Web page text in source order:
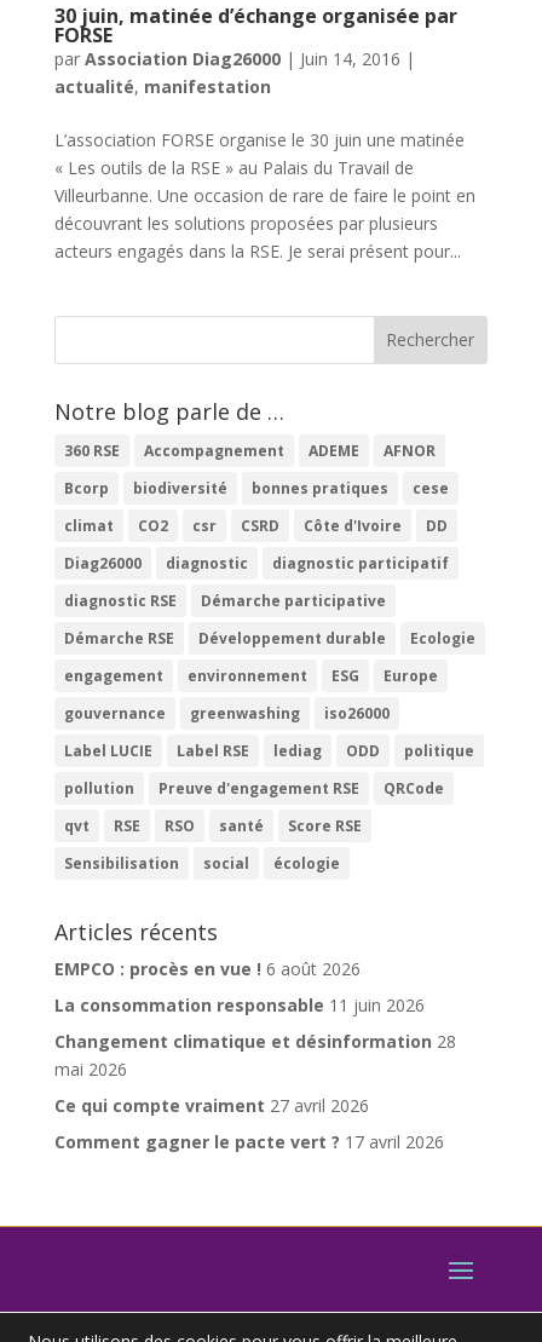
30 juin, matinée d’échange organisée par
FORSE
par Association Diag26000| Juin 14, 2016 |
actualité, manifestation
L’association FORSE organise le 30 juin une matinée
« Les outils de la RSE » au Palais du Travail de
Villeurbanne. Une occasion de rare de faire le point en
découvrant les solutions proposées par plusieurs
acteurs engagés dans la RSE. Je serai présent pour...
Notre blog parle de …
360 RSE Accompagnement ADEME
AFNOR
Bcorp
biodiversité bonnes pratiques
cese
climat
CO2 csr CSRD Côte d'Ivoire
DD
Diag26000
diagnostic
diagnostic participatif
diagnostic RSE
Démarche participative
Démarche RSE
Développement durable
Ecologie
engagement
environnement ESG
Europe
gouvernance
greenwashing
iso26000
Label LUCIE
Label RSE lediag ODD
politique
pollution
Preuve d'engagement RSE
QRCode
qvt
RSE RSO santé
Score RSE
Sensibilisation
social écologie
Articles récents
EMPCO : procès en vue ! 6 août 2026
La consommation responsable 11 juin 2026
Changement climatique et désinformation 28
mai 2026
Ce qui compte vraiment 27 avril 2026
Comment gagner le pacte vert ? 17 avril 2026